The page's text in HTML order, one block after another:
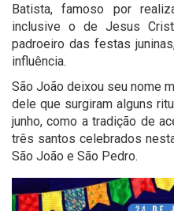
Batista, famoso por
inclusive o de Jesus
padroeiro das festas
influência.
São João deixou seu nome
dele que surgiram alguns
junho, como a tradição de
três santos celebrados
São João e São Pedro.